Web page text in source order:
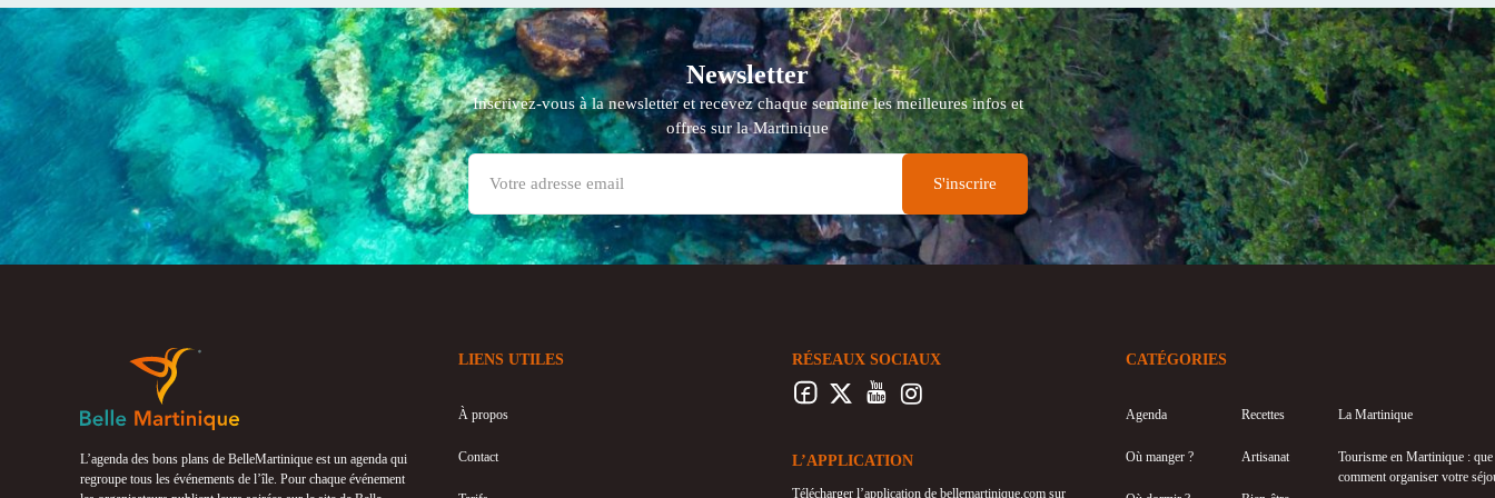
Newsletter
Inscrivez-vous à la newsletter et recevez chaque semaine les meilleures infos et
offres sur la Martinique
L’agenda des bons plans de BelleMartinique est un agenda qui
regroupe tous les événements de l’île. Pour chaque événement
LIENS UTILES
À propos
Contact
RÉSEAUX SOCIAUX
L’APPLICATION
Télécharger l’application de bellemartinique.com sur
CATÉGORIES
Agenda
Où manger ?
Recettes
Artisanat
La Martinique
Tourisme en Martinique :
comment organiser votre